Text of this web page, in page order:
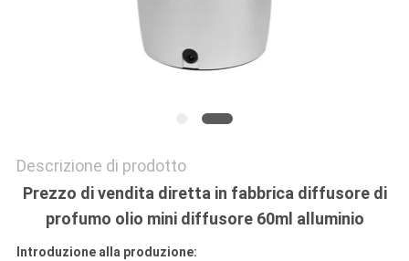
Descrizione di prodotto
Prezzo di vendita diretta in fabbrica diffusore di
profumo olio mini diffusore 60ml alluminio
Introduzione alla produzione: